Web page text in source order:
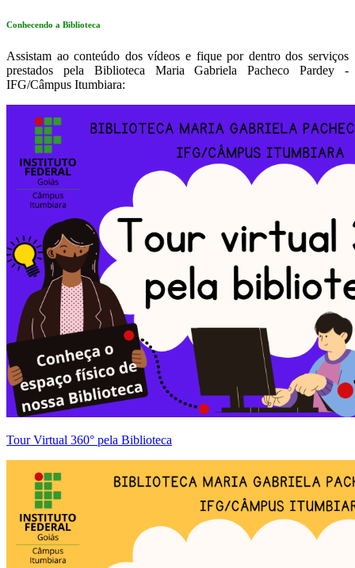
Conhecendo a Biblioteca
Assistam ao conteúdo dos vídeos e fique por dentro dos serviços
prestados pela Biblioteca Maria Gabriela Pacheco Pardey -
IFG/Câmpus Itumbiara:
Tour Virtual 360° pela Biblioteca